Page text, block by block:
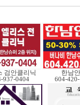
검안클리닉
937-0404
한남
604-